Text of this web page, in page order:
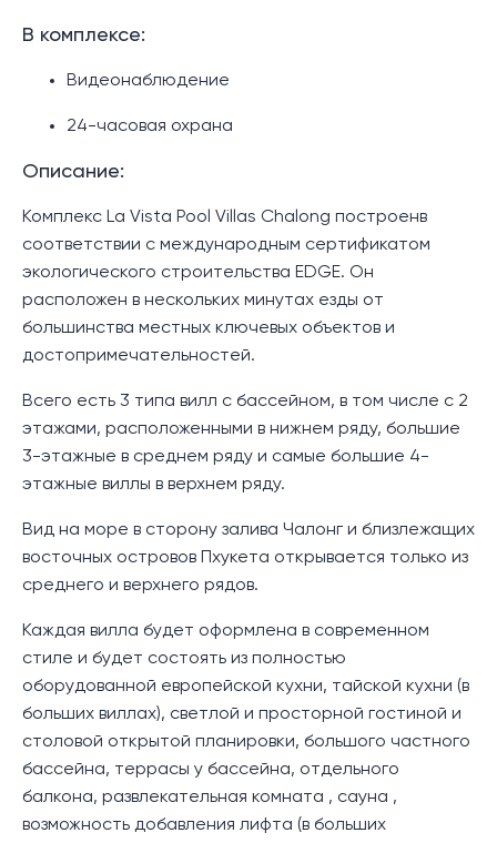
В комплексе:
Видеонаблюдение
24-часовая охрана
Описание:
Комплекс La Vista Pool Villas Chalong построенв
соответствии с международным сертификатом
экологического строительства EDGE. Он
расположен в нескольких минутах езды от
большинства местных ключевых объектов и
достопримечательностей.
Всего есть 3 типа вилл с бассейном, в том числе с 2
этажами, расположенными в нижнем ряду, большие
3-этажные в среднем ряду и самые большие 4-
этажные виллы в верхнем ряду.
Вид на море в сторону залива Чалонг и близлежащих
восточных островов Пхукета открывается только из
среднего и верхнего рядов.
Каждая вилла будет оформлена в современном
стиле и будет состоять из полностью
оборудованной европейской кухни, тайской кухни (в
больших виллах), светлой и просторной гостиной и
столовой открытой планировки, большого частного
бассейна, террасы у бассейна, отдельного
балкона, развлекательная комната , сауна ,
возможность добавления лифта (в больших